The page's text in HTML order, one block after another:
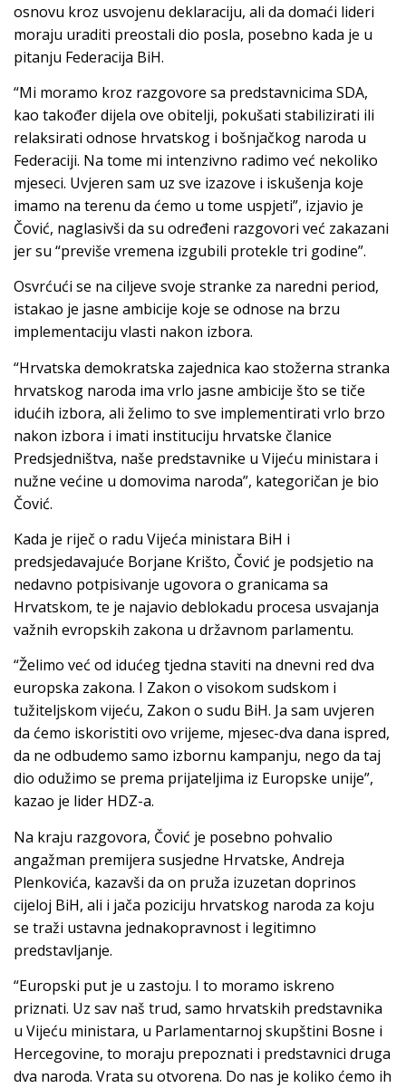
osnovu kroz usvojenu deklaraciju, ali da domaći lideri
moraju uraditi preostali dio posla, posebno kada je u
pitanju Federacija BiH.
“Mi moramo kroz razgovore sa predstavnicima SDA,
kao također dijela ove obitelji, pokušati stabilizirati ili
relaksirati odnose hrvatskog i bošnjačkog naroda u
Federaciji. Na tome mi intenzivno radimo već nekoliko
mjeseci. Uvjeren sam uz sve izazove i iskušenja koje
imamo na terenu da ćemo u tome uspjeti”, izjavio je
Čović, naglasivši da su određeni razgovori već zakazani
jer su “previše vremena izgubili protekle tri godine”.
Osvrćući se na ciljeve svoje stranke za naredni period,
istakao je jasne ambicije koje se odnose na brzu
implementaciju vlasti nakon izbora.
“Hrvatska demokratska zajednica kao stožerna stranka
hrvatskog naroda ima vrlo jasne ambicije što se tiče
idućih izbora, ali želimo to sve implementirati vrlo brzo
nakon izbora i imati instituciju hrvatske članice
Predsjedništva, naše predstavnike u Vijeću ministara i
nužne većine u domovima naroda”, kategoričan je bio
Čović.
Kada je riječ o radu Vijeća ministara BiH i
predsjedavajuće Borjane Krišto, Čović je podsjetio na
nedavno potpisivanje ugovora o granicama sa
Hrvatskom, te je najavio deblokadu procesa usvajanja
važnih evropskih zakona u državnom parlamentu.
“Želimo već od idućeg tjedna staviti na dnevni red dva
europska zakona. I Zakon o visokom sudskom i
tužiteljskom vijeću, Zakon o sudu BiH. Ja sam uvjeren
da ćemo iskoristiti ovo vrijeme, mjesec-dva dana ispred,
da ne odbudemo samo izbornu kampanju, nego da taj
dio odužimo se prema prijateljima iz Europske unije”,
kazao je lider HDZ-a.
Na kraju razgovora, Čović je posebno pohvalio
angažman premijera susjedne Hrvatske, Andreja
Plenkovića, kazavši da on pruža izuzetan doprinos
cijeloj BiH, ali i jača poziciju hrvatskog naroda za koju
se traži ustavna jednakopravnost i legitimno
predstavljanje.
“Europski put je u zastoju. I to moramo iskreno
priznati. Uz sav naš trud, samo hrvatskih predstavnika
u Vijeću ministara, u Parlamentarnoj skupštini Bosne i
Hercegovine, to moraju prepoznati i predstavnici druga
dva naroda. Vrata su otvorena. Do nas je koliko ćemo ih